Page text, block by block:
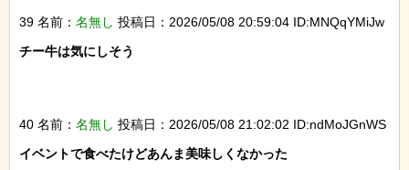
39 名前： 名無し 投稿日：2026/05/08 20:59:04 ID:MNQqYMiJw
チー牛は気にしそう
40 名前： 名無し 投稿日：2026/05/08 21:02:02 ID:ndMoJGnWS
イベントで食べたけどあんま美味しくなかった